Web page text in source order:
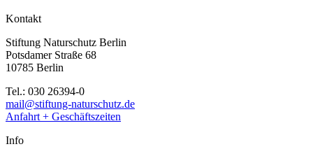
Kontakt
Stiftung Naturschutz Berlin
Potsdamer Straße 68
10785 Berlin
Tel.: 030 26394-0
mail@stiftung-naturschutz.de
Anfahrt + Geschäftszeiten
Info